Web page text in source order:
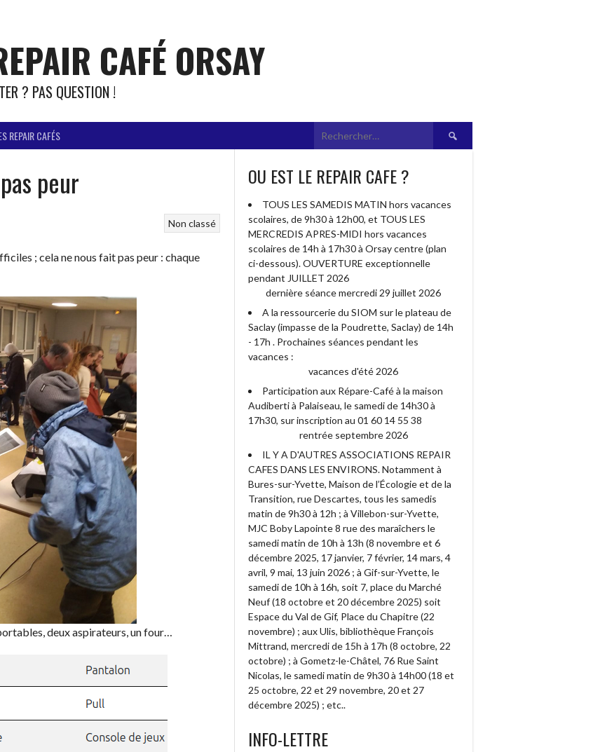
CAFÉ ORSAY
? PAS QUESTION !
REPAIR CAFÉS Rechercher :
peur
Non classé
; cela ne nous fait pas peur : chaque
deux aspirateurs, un four…
OU EST LE REPAIR CAFE ?
TOUS LES SAMEDIS MATIN hors vacances
scolaires, de 9h30 à 12h00, et TOUS LES
MERCREDIS APRES-MIDI hors vacances
scolaires de 14h à 17h30 à Orsay centre (plan
ci-dessous). OUVERTURE exceptionnelle
pendant JUILLET 2026
dernière séance mercredi 29 juillet 2026
A la ressourcerie du SIOM sur le plateau de
Saclay (impasse de la Poudrette, Saclay) de 14h
- 17h . Prochaines séances pendant les
vacances :
vacances d'été 2026
Participation aux Répare-Café à la maison
Audiberti à Palaiseau, le samedi de 14h30 à
17h30, sur inscription au 01 60 14 55 38
rentrée septembre 2026
IL Y A D'AUTRES ASSOCIATIONS REPAIR
CAFES DANS LES ENVIRONS. Notamment à
Bures-sur-Yvette, Maison de l’Écologie et de la
Transition, rue Descartes, tous les samedis
matin de 9h30 à 12h ; à Villebon-sur-Yvette,
MJC Boby Lapointe 8 rue des maraîchers le
samedi matin de 10h à 13h (8 novembre et 6
décembre 2025, 17 janvier, 7 février, 14 mars, 4
avril, 9 mai, 13 juin 2026 ; à Gif-sur-Yvette, le
samedi de 10h à 16h, soit 7, place du Marché
Neuf (18 octobre et 20 décembre 2025) soit
Espace du Val de Gif, Place du Chapitre (22
novembre) ; aux Ulis, bibliothèque François
Mittrand, mercredi de 15h à 17h (8 octobre, 22
octobre) ; à Gometz-le-Châtel, 76 Rue Saint
Nicolas, le samedi matin de 9h30 à 14h00 (18 et
25 octobre, 22 et 29 novembre, 20 et 27
décembre 2025) ; etc..
INFO-LETTRE